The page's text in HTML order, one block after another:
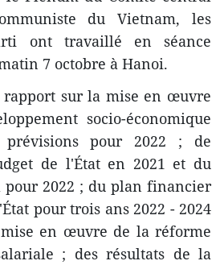
du Vietnam, les
ont travaillé en séance
7 octobre à Hanoi.
sur la mise en œuvre
socio-économique
pour 2022 ; de
de l'État en 2021 et du
2022 ; du plan financier
pour trois ans 2022 - 2024
en œuvre de la réforme
; des résultats de la